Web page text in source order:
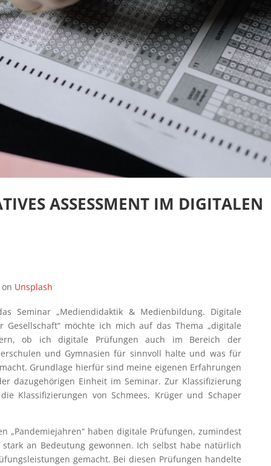
ASSESSMENT IM DIGITALEN
Unsplash
Seminar „Mediendidaktik & Medienbildung. Digitale
möchte ich mich auf das Thema „digitale
ob ich digitale Prüfungen auch im Bereich der
und Gymnasien für sinnvoll halte und was für
Grundlage hierfür sind meine eigenen Erfahrungen
dazugehörigen Einheit im Seminar. Zur Klassifizierung
Klassifizierungen von Schmees, Krüger und Schaper
„Pandemiejahren“ haben digitale Prüfungen, zumindest
an Bedeutung gewonnen. Ich selbst habe natürlich
gemacht. Bei diesen Prüfungen handelte